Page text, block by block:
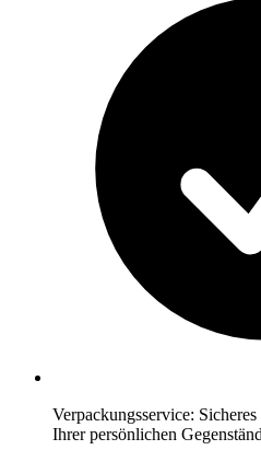
Verpackungsservice:
Ihrer persönlichen